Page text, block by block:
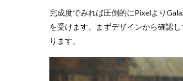
完成度でみれば圧倒的にPixelより
を受けます。まずデザインから確認
ります。